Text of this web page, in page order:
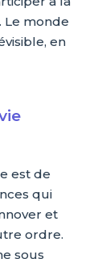
Le monde
en
est de
qui
et
ordre.
sous